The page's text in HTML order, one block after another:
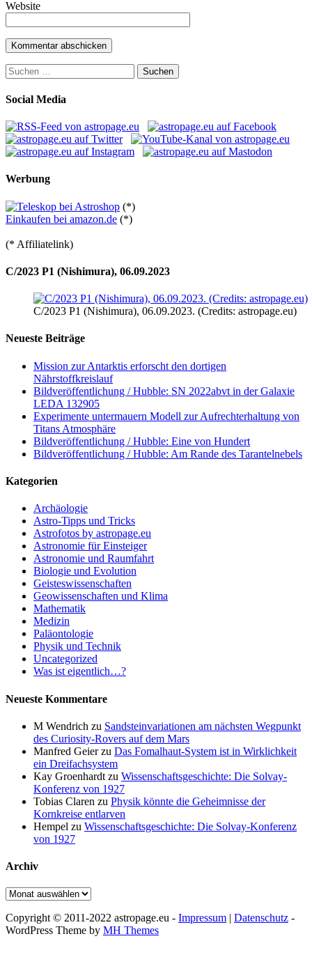
Website
Suchen
nach:
Social Media
Werbung
(*)
Einkaufen bei amazon.de (*)
(* Affiliatelink)
C/2023 P1 (Nishimura), 06.09.2023
C/2023 P1 (Nishimura), 06.09.2023. (Credits: astropage.eu)
Neueste Beiträge
Mission zur Antarktis erforscht den dortigen
Nährstoffkreislauf
Bildveröffentlichung / Hubble: SN 2022abvt in der Galaxie
LEDA 132905
Experimente untermauern Modell zur Aufrechterhaltung von
Titans Atmosphäre
Bildveröffentlichung / Hubble: Eine von Hundert
Bildveröffentlichung / Hubble: Am Rande des Tarantelnebels
Kategorien
Archäologie
Astro-Tipps und Tricks
Astrofotos by astropage.eu
Astronomie für Einsteiger
Astronomie und Raumfahrt
Biologie und Evolution
Geisteswissenschaften
Geowissenschaften und Klima
Mathematik
Medizin
Paläontologie
Physik und Technik
Uncategorized
Was ist eigentlich…?
Neueste Kommentare
M Wendrich zu Sandsteinvariationen am nächsten Wegpunkt
des Curiosity-Rovers auf dem Mars
Manfred Geierzu Das Fomalhaut-System ist in Wirklichkeit
ein Dreifachsystem
Kay Groenhardt zu Wissenschaftsgeschichte: Die Solvay-
Konferenz von 1927
Tobias Claren zu Physik könnte die Geheimnisse der
Kornkreise entlarven
Hempel zu Wissenschaftsgeschichte: Die Solvay-Konferenz
von 1927
Archiv
Archiv
Copyright © 2011-2022 astropage.eu - Impressum | Datenschutz -
WordPress Theme by MH Themes